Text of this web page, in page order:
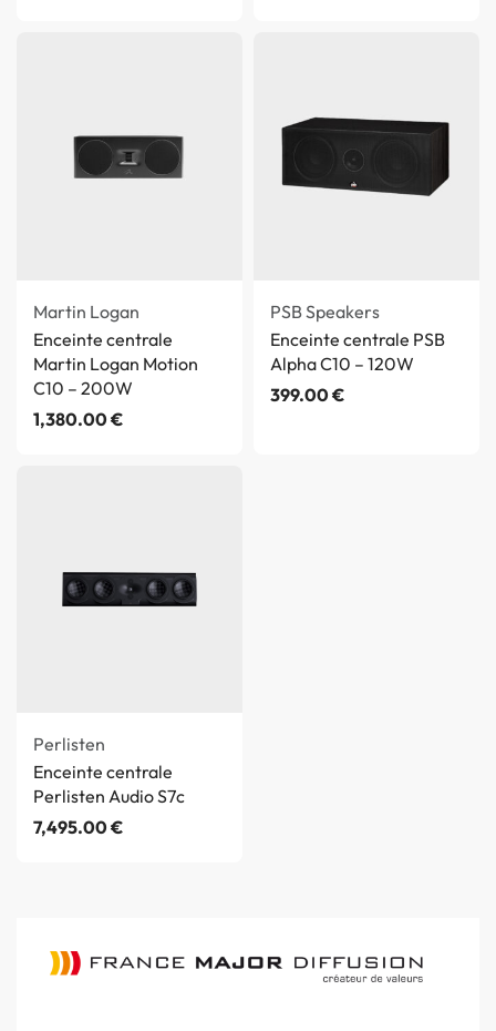
Martin Logan
Enceinte centrale
Martin Logan Motion
C10 – 200W
1,380.00€
PSB Speakers
Enceinte centrale PSB
Alpha C10 – 120W
399.00€
Perlisten
Enceinte centrale
Perlisten Audio S7c
7,495.00€